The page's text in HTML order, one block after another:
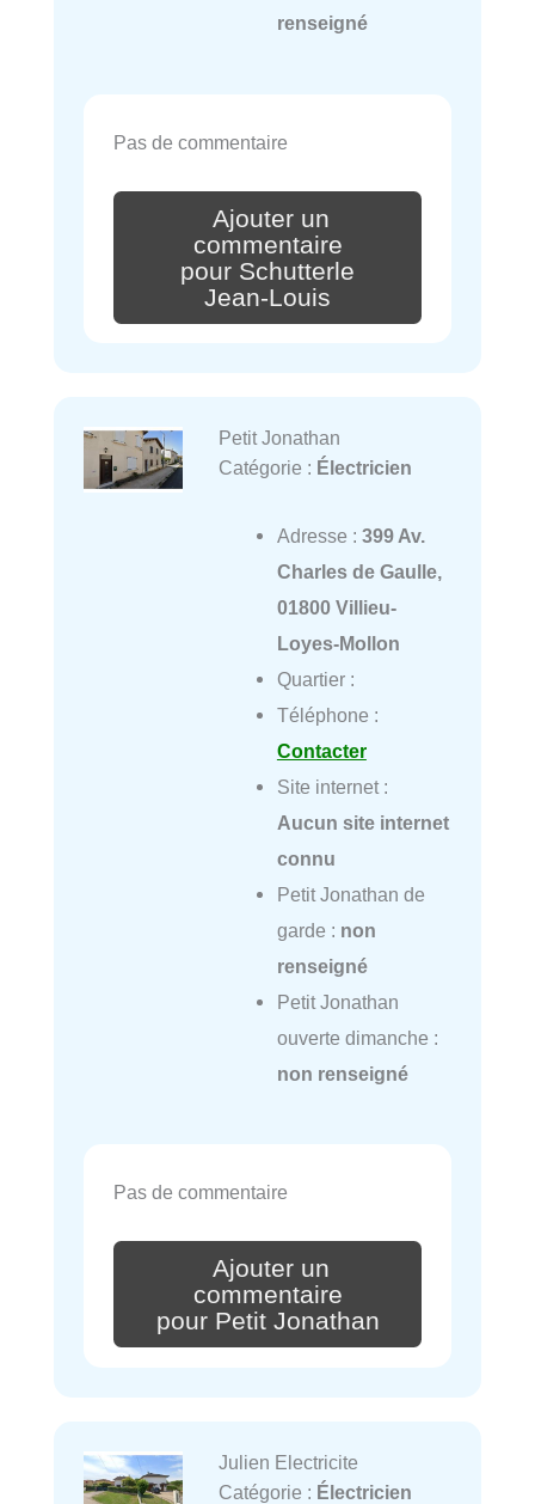
renseigné
Pas de commentaire
Ajouter un
commentaire
pour Schutterle
Jean-Louis
Petit Jonathan
Catégorie : Électricien
Adresse : 399 Av.
Charles de Gaulle,
01800 Villieu-
Loyes-Mollon
Quartier :
Téléphone :
Contacter
Site internet :
Aucun site internet
connu
Petit Jonathan de
garde : non
renseigné
Petit Jonathan
ouverte dimanche :
non renseigné
Pas de commentaire
Ajouter un
commentaire
pour Petit Jonathan
Julien Electricite
Catégorie : Électricien